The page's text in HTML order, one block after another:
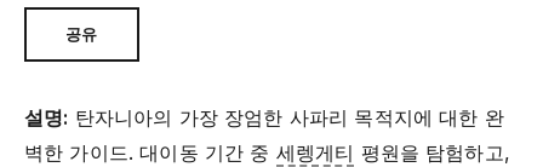
공유
설명: 탄자니아의 가장 장엄한 사파리 목적지에 대한 완
벽한 가이드. 대이동 기간 중 세렝게티 평원을 탐험하고,